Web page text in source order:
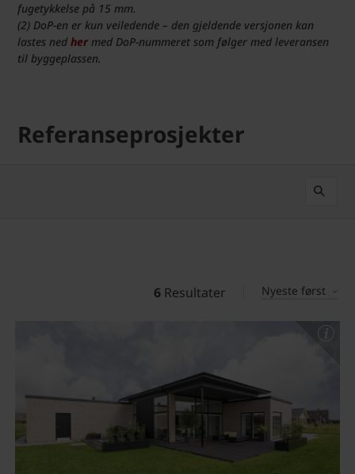
fugetykkelse på 15 mm.
(2) DoP-en er kun veiledende – den gjeldende versjonen kan
lastes ned her med DoP-nummeret som følger med leveransen
til byggeplassen.
Referanseprosjekter
6 Resultater Nyeste først